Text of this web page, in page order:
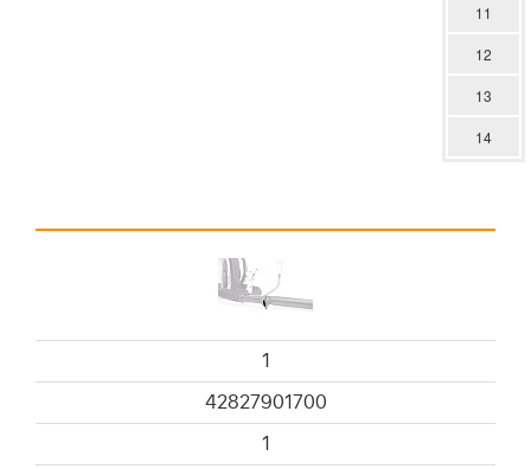
11
12
13
14
1
42827901700
1